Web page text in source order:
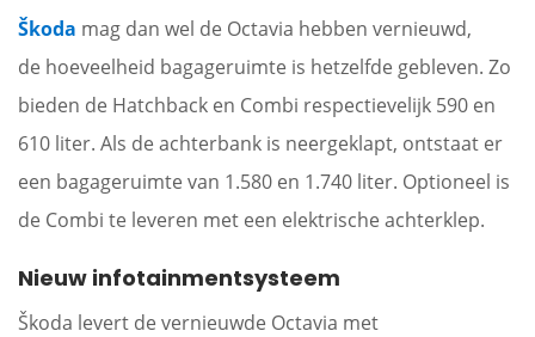
Škoda mag dan wel de Octavia hebben vernieuwd,
de hoeveelheid bagageruimte is hetzelfde gebleven. Zo
bieden de Hatchback en Combi respectievelijk 590 en
610 liter. Als de achterbank is neergeklapt, ontstaat er
een bagageruimte van 1.580 en 1.740 liter. Optioneel is
de Combi te leveren met een elektrische achterklep.
Nieuw infotainmentsysteem
Škoda levert de vernieuwde Octavia met